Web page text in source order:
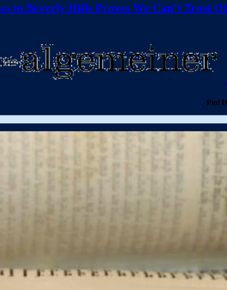
in Beverly Hills Proves We Can’t Trust
Pini